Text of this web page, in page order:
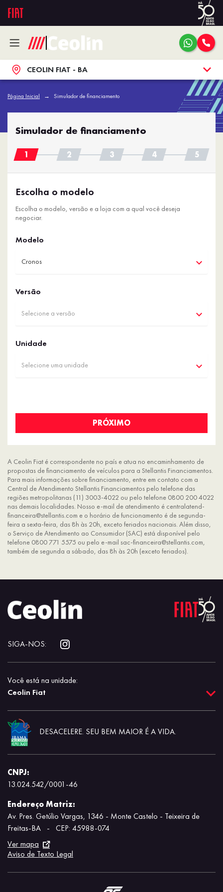
CEOLIN FIAT - BA
Página Inicial Simulador de financiamento
Simulador de financiamento
Escolha o modelo
Escolha o modelo, versão e a loja com a qual você deseja
negociar.
Modelo
Cronos
Versão
Selecione a versão
Unidade
Selecione uma unidade
PRÓXIMO
A Ceolin Fiat é correspondente no país e atua no encaminhamento de
propostas de financiamento de veículos para a Stellantis Financiamentos.
Para mais informações sobre financiamento, entre em contato com a
Central de Atendimento Stellantis Financiamentos pelo telefone das
regiões metropolitanas (11) 3003-4022 ou pelo telefone 0800 200 4022
nas demais localidades. Nosso e-mail de atendimento é centralatend-
financeira@stellantis.com e o horário de funcionamento é de segunda-
feira a sexta-feira, das 8h às 20h, exceto feriados nacionais. Além disso,
o Serviço de Atendimento ao Consumidor (SAC) está disponível pelo
telefone 0800 771 5575 ou pelo e-mail sac-financeira@stellantis.com,
também de segunda a sábado, das 8h às 20h (exceto feriados).
SIGA-NOS:
Você está na unidade:
Ceolin Fiat
DESACELERE. SEU BEM MAIOR É A VIDA.
CNPJ:
13.024.542/0001-46
Endereço Matriz:
Av. Pres. Getúlio Vargas, 1346 - Monte Castelo - Teixeira de
Freitas-BA
-
CEP: 45988-074
Ver mapa
Aviso de Texto Legal